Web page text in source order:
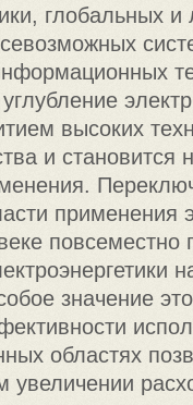
глобальных
высоких
и
применения
повсеместно
значение
областях
увеличении